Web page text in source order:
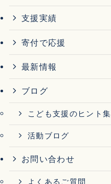
支援実績
寄付で応援
最新情報
ブログ
こども支援のヒント集
活動ブログ
お問い合わせ
よくあるご質問